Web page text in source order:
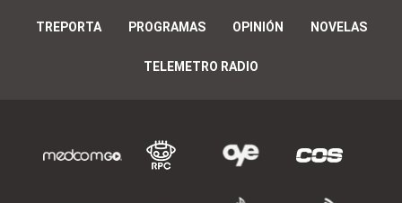
TREPORTA PROGRAMAS OPINIÓN NOVELAS
TELEMETRO RADIO